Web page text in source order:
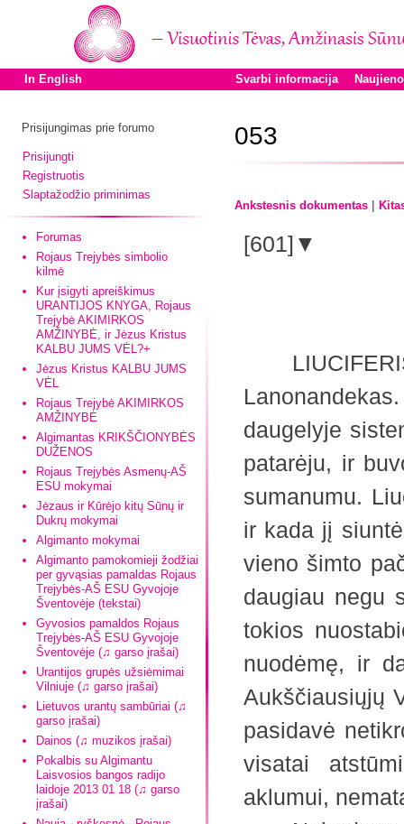
In English Svarbi informacija
Prisijungimas prie forumo
Prisijungti
Registruotis
Slaptažodžio priminimas
Forumas
Rojaus Trejybės simbolio
kilmė
Kur įsigyti apreiškimus
URANTIJOS KNYGA, Rojaus
Trejybė AKIMIRKOS
AMŽINYBĖ, ir Jėzus Kristus
KALBU JUMS VĖL?+
Jėzus Kristus KALBU JUMS
VĖL
Rojaus Trejybė AKIMIRKOS
AMŽINYBĖ
Algimantas KRIKŠČIONYBĖS
DUŽENOS
Rojaus Trejybės Asmenų-AŠ
ESU mokymai
Jėzaus ir Kūrėjo kitų Sūnų ir
Dukrų mokymai
Algimanto mokymai
Algimanto pamokomieji žodžiai
per gyvąsias pamaldas Rojaus
Trejybės-AŠ ESU Gyvojoje
Šventovėje (tekstai)
Gyvosios pamaldos Rojaus
Trejybės-AŠ ESU Gyvojoje
Šventovėje (♫ garso įrašai)
Urantijos grupės užsiėmimai
Vilniuje (♫ garso įrašai)
Lietuvos urantų sambūriai (♫
garso įrašai)
Dainos (♫ muzikos įrašai)
Pokalbis su Algimantu
Laisvosios bangos radijo
laidoje 2013 01 18 (♫ garso
įrašai)
053
Ankstesnis dokumentas |
[601]▼
LIUCIFERIS
daugelyje
patarėju, ir
sumanumu.
ir kada jį
vieno šimto
daugiau negu
tokios
nuodėmę, ir
Aukščiausiųjų
pasidavė
visatai
aklumui,